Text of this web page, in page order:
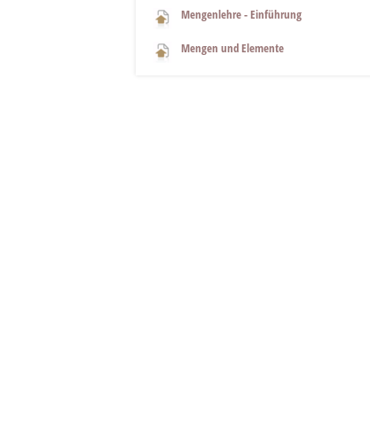
Mengenlehre - Einführung
Mengen und Elemente